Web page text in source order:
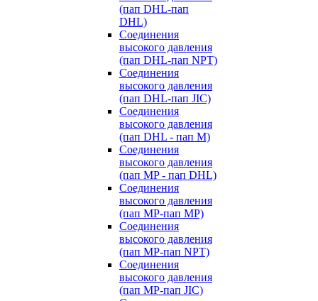
(пап DHL-пап
DHL)
Соединения
высокого давления
(пап DHL-пап NPT)
Соединения
высокого давления
(пап DHL-пап JIC)
Cоединения
высокого давления
(пап DHL - пап M)
Cоединения
высокого давления
(пап MP - пап DHL)
Соединения
высокого давления
(пап MP-пап MP)
Соединения
высокого давления
(пап MP-пап NPT)
Соединения
высокого давления
(пап MP-пап JIC)